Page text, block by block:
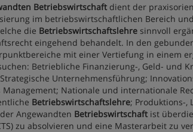
Betriebswirtschaft dient der
im betriebswirtschaftlichen Bereich
die Betriebswirtschaftslehre sinnvoll
eingehend behandelt. In den
mit einer Vertiefung in einem
Betriebliche Finanzierung-, Geld- und
Unternehmensführung;
Nationale und internationale
Betriebswirtschaftslehre; Produktions-,
Angewandten Betriebswirtschaft ist
zu absolvieren und eine Masterarbeit zu